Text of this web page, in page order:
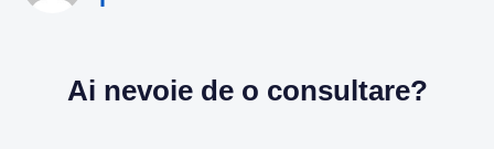
Ai nevoie de o consultare?